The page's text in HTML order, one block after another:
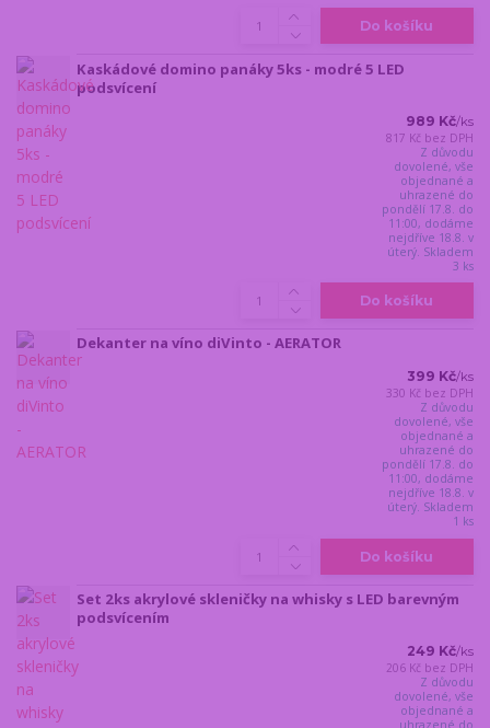
Do košíku
Kaskádové domino panáky 5ks - modré 5 LED
podsvícení
989 Kč/ks
817 Kč bez DPH
Z důvodu
dovolené, vše
objednané a
uhrazené do
pondělí 17.8. do
11:00, dodáme
nejdříve 18.8. v
úterý. Skladem
3 ks
Do košíku
Dekanter na víno diVinto - AERATOR
399 Kč/ks
330 Kč bez DPH
Z důvodu
dovolené, vše
objednané a
uhrazené do
pondělí 17.8. do
11:00, dodáme
nejdříve 18.8. v
úterý. Skladem
1 ks
Do košíku
Set 2ks akrylové skleničky na whisky s LED barevným
podsvícením
249 Kč/ks
206 Kč bez DPH
Z důvodu
dovolené, vše
objednané a